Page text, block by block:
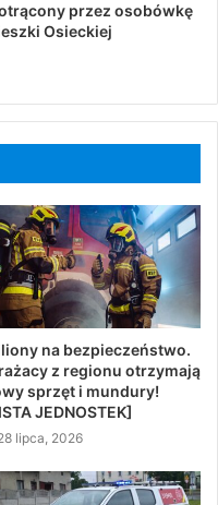
przez osobówkę
Osieckiej
na bezpieczeństwo.
z regionu otrzymają
sprzęt i mundury!
JEDNOSTEK]
lipca, 2026